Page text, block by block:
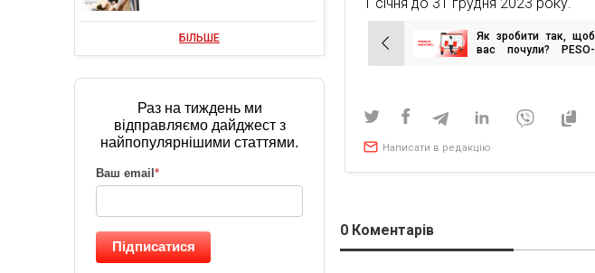
Навігація
записів
Як зробити так, щоб
вас почули? PESO-
Написати в редакцію
0 Коментарів
БІЛЬШЕ
Раз на тиждень ми
відправляємо дайджест з
найпопулярнішими статтями.
Ваш email *
Підписатися